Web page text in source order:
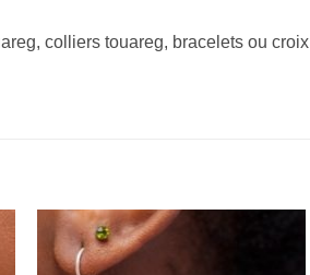
colliers touareg, bracelets ou croix